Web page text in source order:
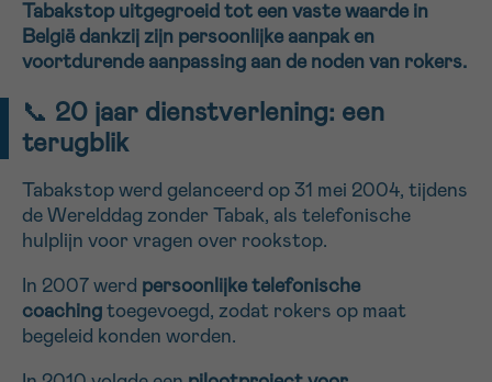
Tabakstop uitgegroeid tot een vaste waarde in
België dankzij zijn persoonlijke aanpak en
voortdurende aanpassing aan de noden van rokers.
📞 20 jaar dienstverlening: een
terugblik
Tabakstop werd gelanceerd op 31 mei 2004, tijdens
de Werelddag zonder Tabak, als telefonische
hulplijn voor vragen over rookstop.
In 2007 werd persoonlijke telefonische
coaching toegevoegd, zodat rokers op maat
begeleid konden worden.
EMAIL
MIJN VRAAG
16h-18h
Verder